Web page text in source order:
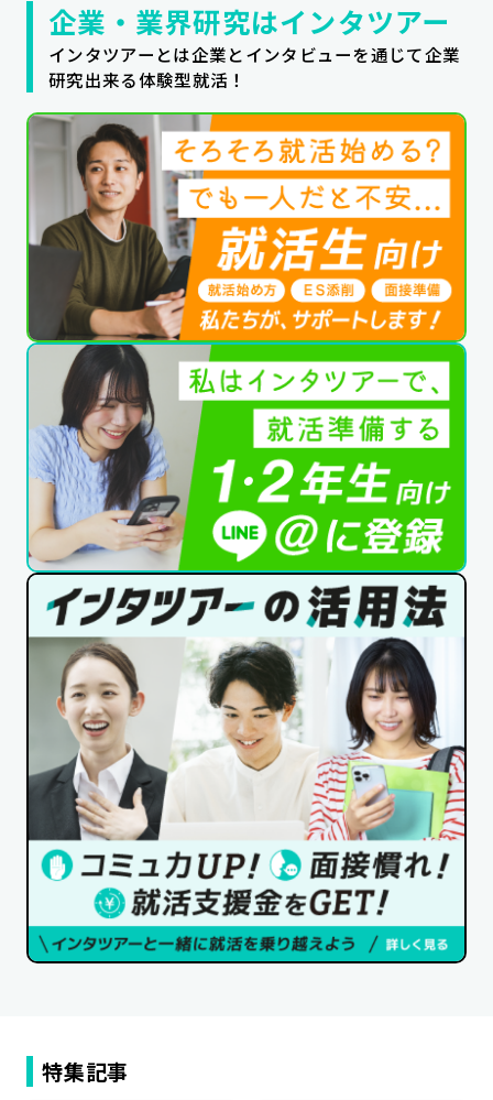
サイトマップ
企業・業界研究はインタツアー
インタツアーとは企業とインタビューを通じて企業
研究出来る体験型就活！
特集記事